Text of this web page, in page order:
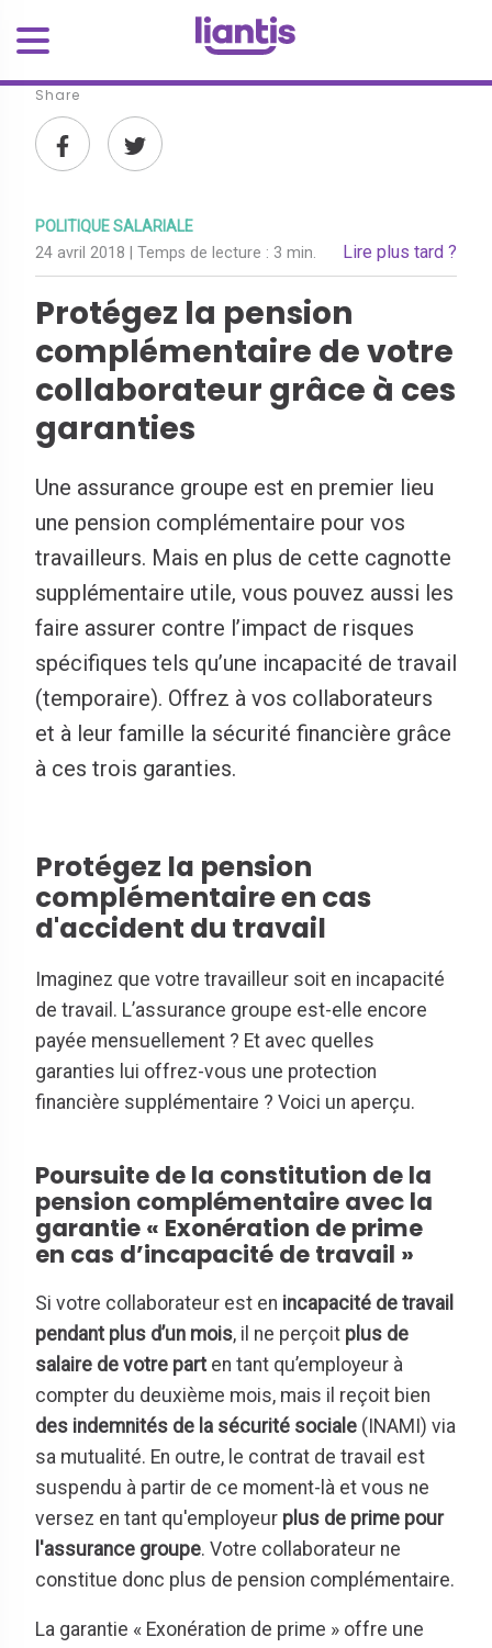
Share
POLITIQUE SALARIALE
24 avril 2018 | Temps de lecture : 3 min. Lire plus tard ?
Protégez la pension
complémentaire de votre
collaborateur grâce à ces
garanties
Une assurance groupe est en premier lieu
une pension complémentaire pour vos
travailleurs. Mais en plus de cette cagnotte
supplémentaire utile, vous pouvez aussi les
faire assurer contre l’impact de risques
spécifiques tels qu’une incapacité de travail
(temporaire). Offrez à vos collaborateurs
et à leur famille la sécurité financière grâce
à ces trois garanties.
Protégez la pension
complémentaire en cas
d'accident du travail
Imaginez que votre travailleur soit en incapacité
de travail. L’assurance groupe est-elle encore
payée mensuellement ? Et avec quelles
garanties lui offrez-vous une protection
financière supplémentaire ? Voici un aperçu.
Poursuite de la constitution de la
pension complémentaire avec la
garantie « Exonération de prime
en cas d’incapacité de travail »
Si votre collaborateur est en incapacité de travail
pendant plus d’un mois, il ne perçoit plus de
salaire de votre part en tant qu’employeur à
compter du deuxième mois, mais il reçoit bien
des indemnités de la sécurité sociale (INAMI) via
sa mutualité. En outre, le contrat de travail est
suspendu à partir de ce moment-là et vous ne
versez en tant qu'employeur plus de prime pour
l'assurance groupe. Votre collaborateur ne
constitue donc plus de pension complémentaire.
La garantie « Exonération de prime » offre une